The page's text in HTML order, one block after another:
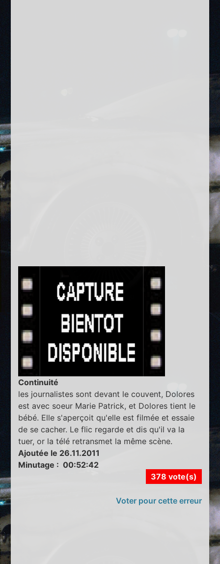
Continuité
les journalistes sont devant le couvent, Dolores
est avec soeur Marie Patrick, et Dolores tient le
bébé. Elle s'aperçoit qu'elle est filmée et essaie
de se cacher. Le flic regarde et dis qu'il va la
tuer, or la télé retransmet la même scène.
Ajoutée le 26.11.2011
Minutage : 00:52:42
378 vote(s)
Voter pour cette erreur